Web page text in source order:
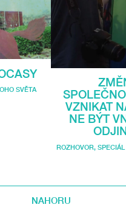
SVĚTA
VZNIKAT
NE BÝT
ROZHOVOR
NAHORU